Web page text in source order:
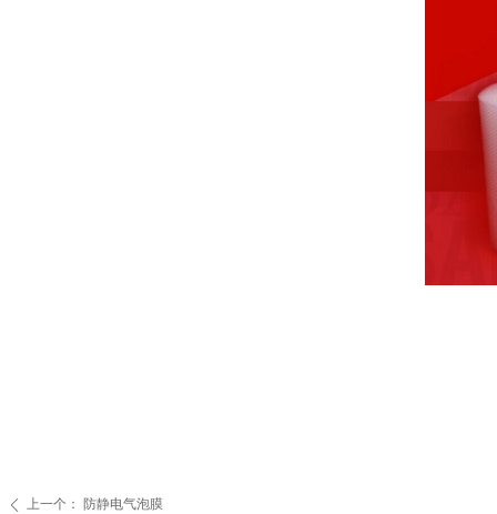
ꄴ 上一个： 防静电气泡膜